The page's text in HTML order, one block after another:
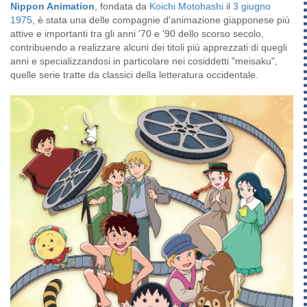
Nippon Animation, fondata da Koichi Motohashi il 3 giugno
1975, è stata una delle compagnie d'animazione giapponese più
attive e importanti tra gli anni '70 e '90 dello scorso secolo,
contribuendo a realizzare alcuni dei titoli più apprezzati di quegli
anni e specializzandosi in particolare nei cosiddetti "meisaku",
quelle serie tratte da classici della letteratura occidentale.